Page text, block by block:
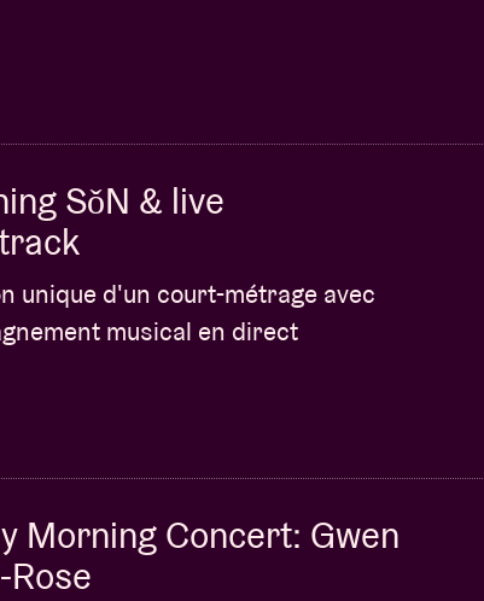
: de plus en plus d’artistes
en raison des liens avec le fonds
artistique, dépendance
engagement et survie ? Et que
le capital ?
Hall, viens d’abord assister à la
SǒN & live
unique d'un court-métrage avec
musical en direct
Morning Concert: Gwen
Rose